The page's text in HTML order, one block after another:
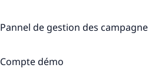
Pannel de gestion des campagne
Compte démo